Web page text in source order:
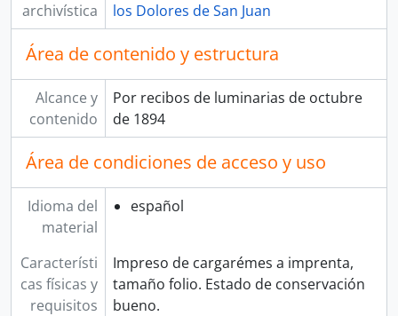
archivística
los Dolores de San Juan
Área de contenido y estructura
Alcance y
contenido
Por recibos de luminarias de octubre
de 1894
Área de condiciones de acceso y uso
Idioma del
material
español
Característi
cas físicas y
requisitos
Impreso de cargarémes a imprenta,
tamaño folio. Estado de conservación
bueno.